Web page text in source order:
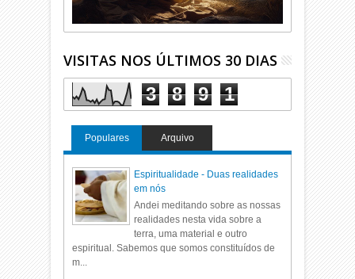
VISITAS NOS ÚLTIMOS 30 DIAS
3 8 9 1
Populares Arquivo
Espiritualidade - Duas realidades
em nós
Andei meditando sobre as nossas
realidades nesta vida sobre a
terra, uma material e outro
espiritual. Sabemos que somos constituídos de
m...